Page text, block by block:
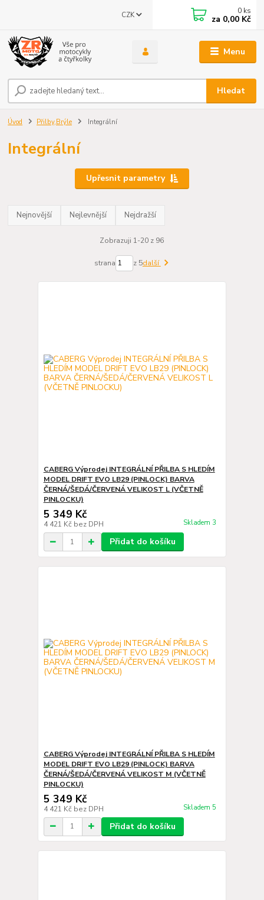
Menu
CZK
Hledat
0 ks
za 0,00 Kč
Úvod Přilby,Brýle Integrální
Integrální
Upřesnit parametry
Nejnovější Nejlevnější Nejdražší
Zobrazuji 1-20 z 96
strana z 5další
CABERG Výprodej INTEGRÁLNÍ PŘILBA S HLEDÍM
MODEL DRIFT EVO LB29 (PINLOCK) BARVA
ČERNÁ/ŠEDÁ/ČERVENÁ VELIKOST L (VČETNĚ
PINLOCKU)
5 349 Kč
4 421 Kč bez DPH Skladem 3
Přidat do košíku
CABERG Výprodej INTEGRÁLNÍ PŘILBA S HLEDÍM
MODEL DRIFT EVO LB29 (PINLOCK) BARVA
ČERNÁ/ŠEDÁ/ČERVENÁ VELIKOST M (VČETNĚ
PINLOCKU)
5 349 Kč
4 421 Kč bez DPH Skladem 5
Přidat do košíku